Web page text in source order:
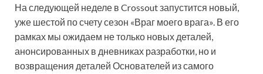
На следующей неделе в Crossout запустится новый,
уже шестой по счету сезон «Враг моего врага». В его
рамках мы ожидаем не только новых деталей,
анонсированных в дневниках разработки, но и
возвращения деталей Основателей из самого